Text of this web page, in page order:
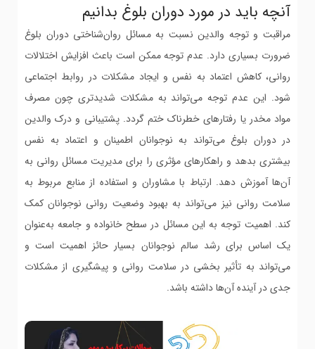
آنچه باید در مورد دوران بلوغ بدانیم
مراقبت و توجه والدین نسبت به مسائل روان‌شناختی دوران بلوغ
ضرورت بسیاری دارد. عدم توجه ممکن است باعث افزایش اختلالات
روانی، کاهش اعتماد به نفس و ایجاد مشکلات در روابط اجتماعی
شود. این عدم توجه می‌تواند به مشکلات شدیدتری چون مصرف
مواد مخدر یا رفتارهای خطرناک ختم گردد. پشتیبانی و درک والدین
در دوران بلوغ می‌تواند به نوجوانان اطمینان و اعتماد به نفس
بیشتری بدهد و راهکارهای مؤثری را برای مدیریت مسائل روانی به
آن‌ها آموزش دهد. ارتباط با مشاوران و استفاده از منابع مربوط به
سلامت روانی نیز می‌تواند به بهبود وضعیت روانی نوجوانان کمک
کند. اهمیت توجه به این مسائل در سطح خانواده و جامعه به‌عنوان
یک اساس برای رشد سالم نوجوانان بسیار حائز اهمیت است و
می‌تواند به تأثیر بخشی در سلامت روانی و پیشگیری از مشکلات
جدی در آینده آن‌ها داشته باشد.